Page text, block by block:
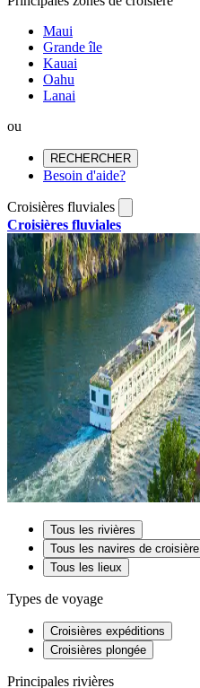
Maui
Grande île
Kauai
Oahu
Lanai
ou
RECHERCHER
Besoin d'aide?
Croisières fluviales
Croisières fluviales
Tous les rivières
Tous les navires de croisière
Tous les lieux
Types de voyage
Croisières expéditions
Croisières plongée
Principales rivières